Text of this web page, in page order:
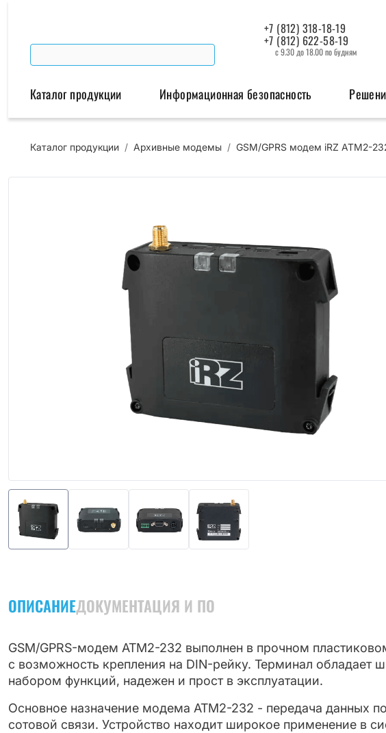
+7 (812) 318-18-19
+7 (812) 622-58-19
с 9.30 до 18.00 по будням
Каталог продукции
Беспроводная связь
Промышленные контроллеры
Промышленная автоматизация
Информационная безопасность
Каталог продукции / Архивные модемы / GSM/GPRS модем iRZ ATM2-
ОПИСАНИЕДОКУМЕНТАЦИЯ И ПО
GSM/GPRS-модем ATM2-232 выполнен в прочном
с возможность крепления на DIN-рейку. Терминал обладает
набором функций, надежен и прост в эксплуатации.
Основное назначение модема АТМ2-232 - передача данных
сотовой связи. Устройство находит широкое применение в